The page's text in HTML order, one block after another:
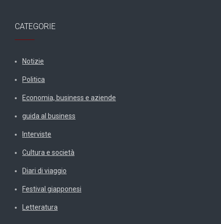
CATEGORIE
Notizie
Politica
Economia, business e aziende
guida al business
Interviste
Cultura e società
Diari di viaggio
Festival giapponesi
Letteratura